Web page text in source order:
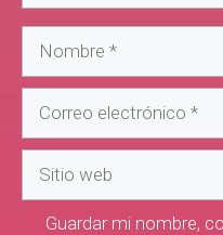
Guardar mi nombre,